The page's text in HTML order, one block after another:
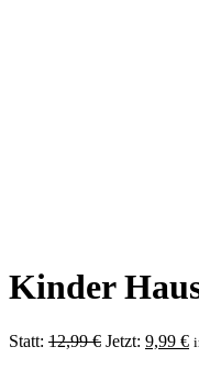
Kinder
Statt: 12,99€ Jetzt: 9,99 €